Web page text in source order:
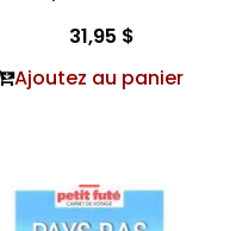
31,95 $
Ajoutez au panier